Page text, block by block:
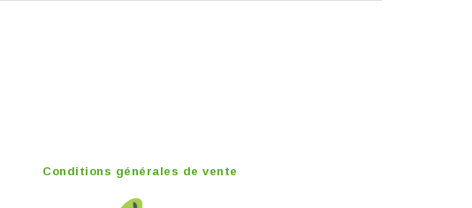
Conditions générales de vente